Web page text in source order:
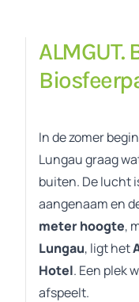
In de zomer
Lungau graag
buiten. De lucht
aangenaam en
meter hoogte,
Lungau, ligt het
Hotel. Een plek
afspeelt.